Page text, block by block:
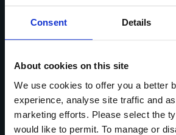
Consent Details
About cookies on this site
We use cookies to offer you a better
experience, analyse site traffic and
marketing efforts. Please select the
would like to permit. To manage or
MENSAGEM*
Upload de arquivos